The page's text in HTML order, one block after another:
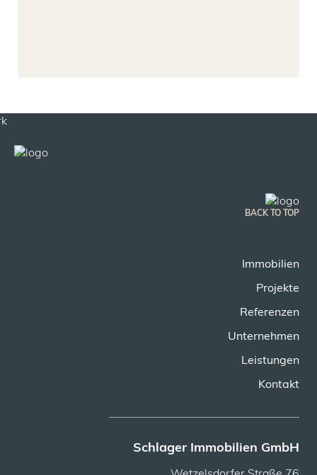
BACK TO TOP
Schlager Immobilien GmbH
Immobilien
Projekte
Referenzen
Unternehmen
Leistungen
Kontakt